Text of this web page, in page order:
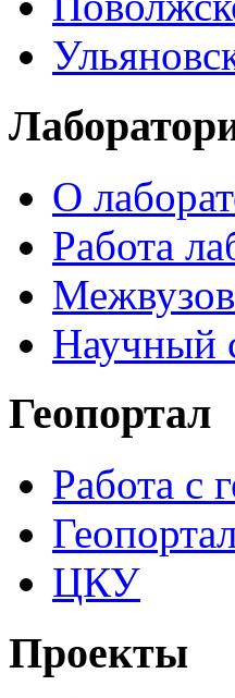
О
Работа
Научный
Геопортал
Работа с
ЦКУ
Проекты